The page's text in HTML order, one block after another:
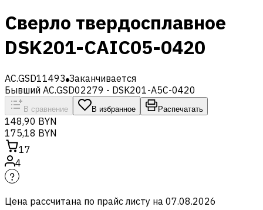
Сверло твердосплавное
DSK201-CAIC05-0420
AC.GSD11493 Заканчивается
Бывший AC.GSD02279 - DSK201-A5C-0420
В сравнение В избранное Распечатать
148,90 BYN
175,18 BYN
17
4
Цена рассчитана по прайс листу на 07.08.2026